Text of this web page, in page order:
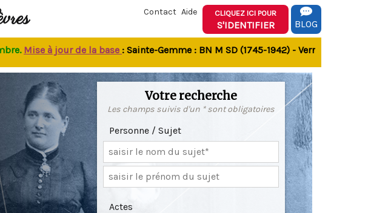
Contact Aide CLIQUEZ ICI POUR
S'IDENTIFIER BLOG
Mise à jour de la base: Sainte-Gemme : BN M SD (1745-1942) - Verrines-sous-
Votre recherche
Les champs suivis d'un * sont obligatoires
Personne / Sujet
Actes